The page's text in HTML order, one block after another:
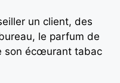
un client, des
le parfum de
son écœurant tabac